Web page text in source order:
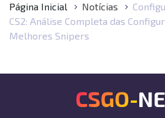
Página Inicial Notícias
CS2: Análise Completa das
Melhores Snipers
CSGO-